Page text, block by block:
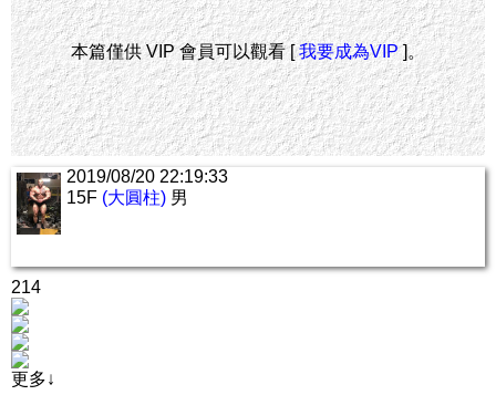
本篇僅供 VIP 會員可以觀看 [我要成為VIP]。
2019/08/20 22:19:33
15F (大圓柱) 男
214
更多↓